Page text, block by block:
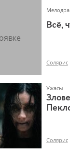
Всё,
Солярис
Ужасы
Солярис